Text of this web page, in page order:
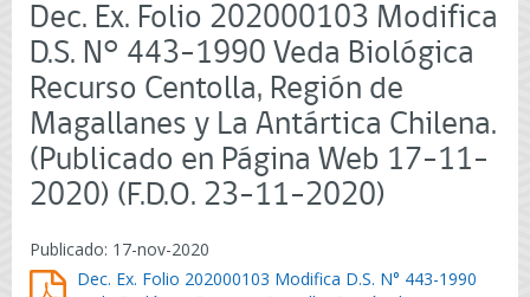
Acuicultura
-
Gobierno
de
Chile
Dec. Ex. Folio 202000103 Modifica
D.S. N° 443-1990 Veda Biológica
Recurso Centolla, Región de
Magallanes y La Antártica Chilena.
(Publicado en Página Web 17-11-
2020) (F.D.O. 23-11-2020)
Publicado: 17-nov-2020
Dec. Ex. Folio 202000103 Modifica D.S. N° 443-1990